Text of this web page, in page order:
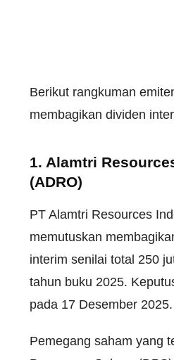
Berikut rangkuman
membagikan dividen
1. Alamtri
(ADRO)
PT Alamtri Resources
memutuskan
interim senilai total 250
tahun buku 2025.
pada 17 Desember 2025.
Pemegang saham yang